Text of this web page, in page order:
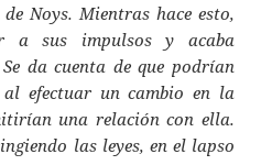
Noys. Mientras hace esto,
a sus impulsos y acaba
da cuenta de que podrían
efectuar un cambio en la
una relación con ella.
las leyes, en el lapso